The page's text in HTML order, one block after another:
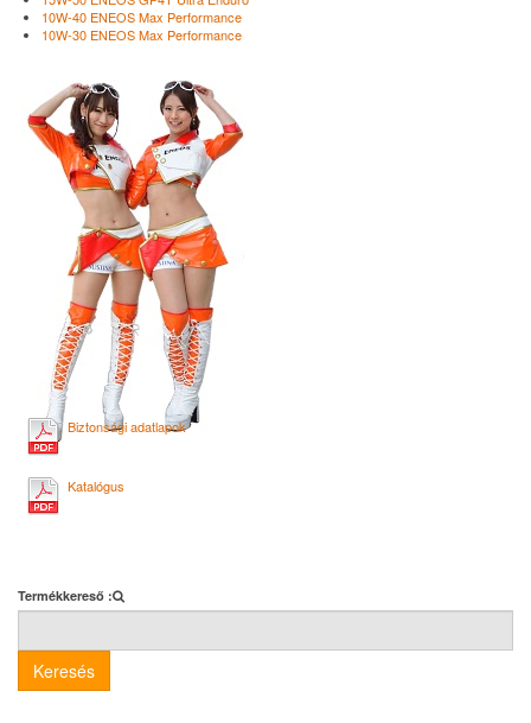
10W-40 ENEOS Max Performance
10W-30 ENEOS Max Performance
Biztonsági adatlapok
Katalógus
Termékkereső :
Keresés